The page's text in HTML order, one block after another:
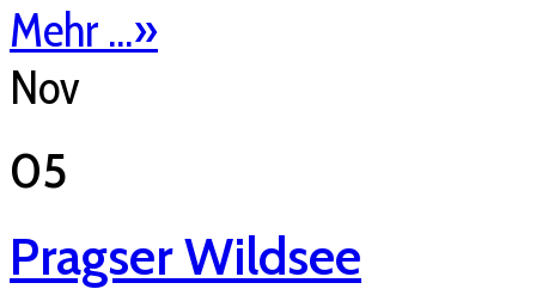
Mehr ...»
Nov
05
Pragser Wildsee